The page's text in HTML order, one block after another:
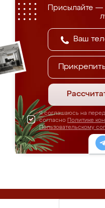
Присылайте
Я соглашаюсь на
согласно Политике
Пользовательскому